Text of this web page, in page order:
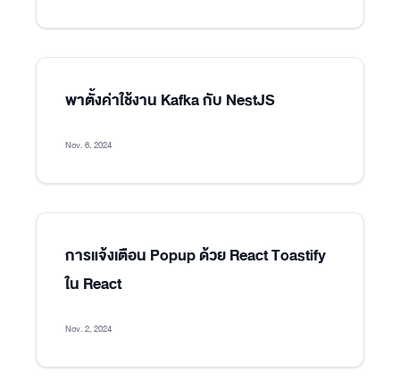
พาตั้งค่าใช้งาน Kafka กับ NestJS
Nov. 6, 2024
การแจ้งเตือน Popup ด้วย React Toastify
ใน React
Nov. 2, 2024